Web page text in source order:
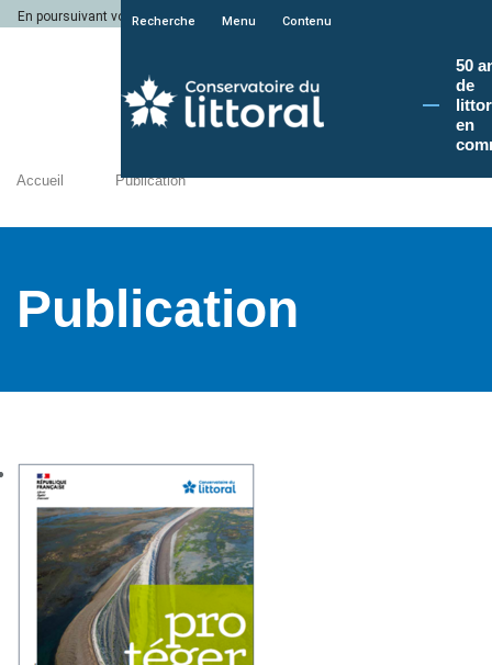
En poursuivant votre navigation sur le site du Conservatoire du littoral, vous
Recherche Menu Contenu
50
de
en
Accueil Publication
Publication